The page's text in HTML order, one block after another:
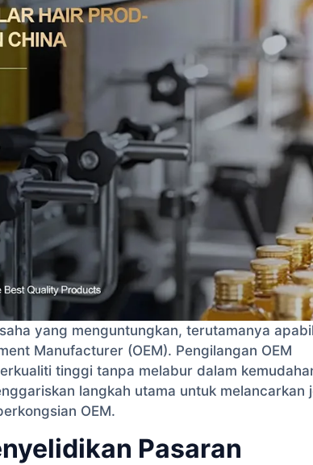
yang menguntungkan, terutamanya
Manufacturer (OEM). Pengilangan OEM
tinggi tanpa melabur dalam
langkah utama untuk melancarkan
OEM.
Pasaran